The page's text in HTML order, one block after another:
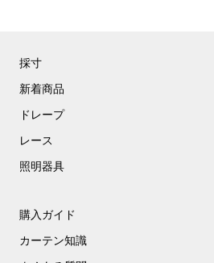
採寸
新着商品
ドレープ
レース
照明器具
購入ガイド
カーテン知識